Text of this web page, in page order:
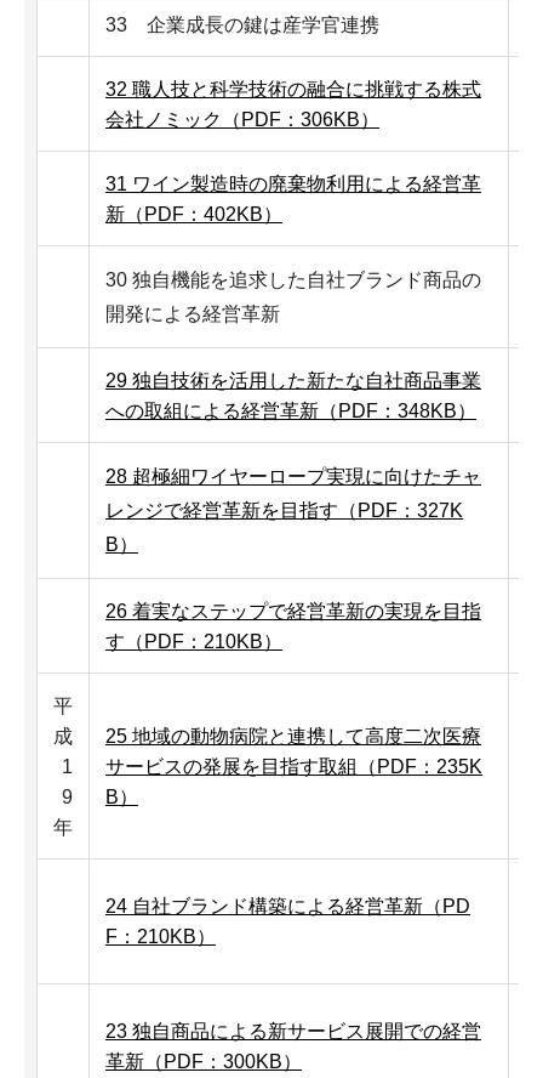
33 企業成長の鍵は産学官連携
32 職人技と科学技術の融合に挑戦する株式
会社ノミック（PDF：306KB）
31 ワイン製造時の廃棄物利用による経営革
新（PDF：402KB）
30 独自機能を追求した自社ブランド商品の
開発による経営革新
29 独自技術を活用した新たな自社商品事業
への取組による経営革新（PDF：348KB）
28 超極細ワイヤーロープ実現に向けたチャ
レンジで経営革新を目指す（PDF：327K
B）
26 着実なステップで経営革新の実現を目指
す（PDF：210KB）
平
成
1
9
年
25 地域の動物病院と連携して高度二次医療
サービスの発展を目指す取組（PDF：235K
B）
24 自社ブランド構築による経営革新（PD
F：210KB）
23 独自商品による新サービス展開での経営
革新（PDF：300KB）